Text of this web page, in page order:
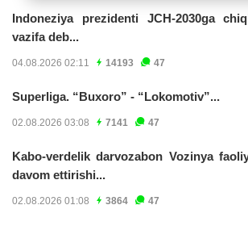
Indoneziya prezidenti JCH-2030ga
vazifa deb...
04.08.2026 02:11 14193 47
Superliga. “Buxoro” - “Lokomotiv”...
02.08.2026 03:08 7141 47
Kabo-verdelik darvozabon Vozinya
davom ettirishi...
02.08.2026 01:08 3864 47